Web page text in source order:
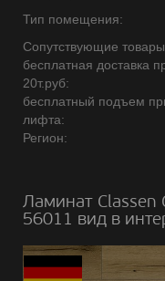
Тип помещения:
Сопутствующие
бесплатная доставка
20т.руб:
бесплатный подъем
лифта:
Регион:
Ламинат Classen
56011 вид в